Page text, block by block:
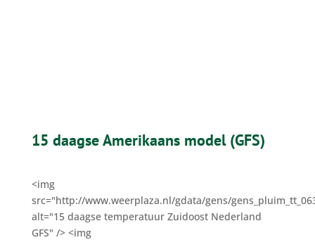
15 daagse Amerikaans model (GFS)
<img
src="http://www.weerplaza.nl/gdata/gens/
alt="15 daagse temperatuur Zuidoost Nederland
GFS" /> <img